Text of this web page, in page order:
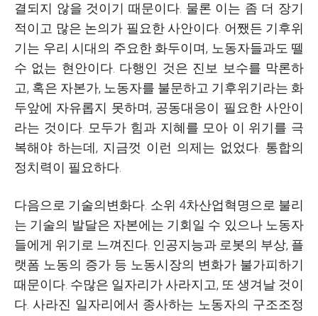
결되지 않을 것이기 때문이다. 물론 이는 좀 더 장기
적이고 많은 논의가 필요한 사안이다. 어쨌든 기후위
기는 우리 시대의 주요한 화두이며, 노동자들과도 뗄
수 없는 현안이다. 다행인 것은 진보 보수를 막론하
고, 혹은 자본가, 노동자를 불문하고 기후위기라는 화
두앞에 자유롭지 못하며, 공동대응이 필요한 사안이
라는 것이다. 모두가 힘과 지혜를 모아 이 위기를 극
복해야 하는데, 지금껏 이런 의제는 없었다. 통합의
정치력이 필요하다.
다음으로 기술의변화다. 소위 4차산업혁명으로 불리
는 기술의 발달은 자본에는 기회일 수 있으나 노동자
들에게 위기로 느껴진다. 인공지능과 로봇의 부상, 플
랫폼 노동의 증가 등 노동시장의 변화가 불가피하기
때문이다. 수많은 일자리가 사라지고, 또 생겨날 것이
다. 사라진 일자리에서 종사하는 노동자의 구조조정